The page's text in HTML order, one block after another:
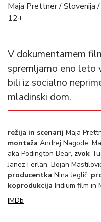
Maja Prettner / Slovenija
12+
V dokumentarnem
spremljamo eno leto
bili iz socialno
mladinski dom.
režija in scenarij Maja
montaža Andrej Nagode,
aka Podington Bear, zvok
Janez Ferlan, Bojan
producentka Nina Jeglič,
koprodukcija Iridium film in
IMDb